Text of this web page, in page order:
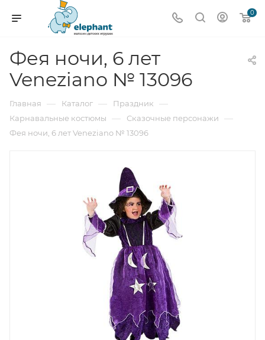
0
Фея ночи, 6 лет
Veneziano № 13096
Главная — Каталог — Праздник —
Карнавальные костюмы — Сказочные персонажи —
Фея ночи, 6 лет Veneziano № 13096